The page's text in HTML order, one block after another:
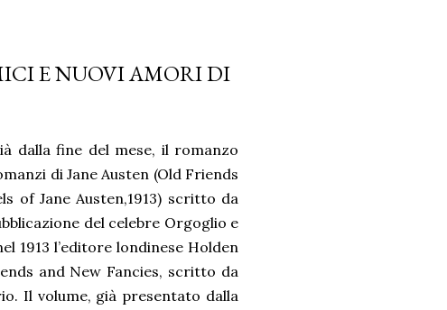
E NUOVI AMORI DI
dalla fine del mese, il romanzo
di Jane Austen (Old Friends
of Jane Austen,1913) scritto da
del celebre Orgoglio e
1913 l’editore londinese Holden
and New Fancies, scritto da
Il volume, già presentato dalla